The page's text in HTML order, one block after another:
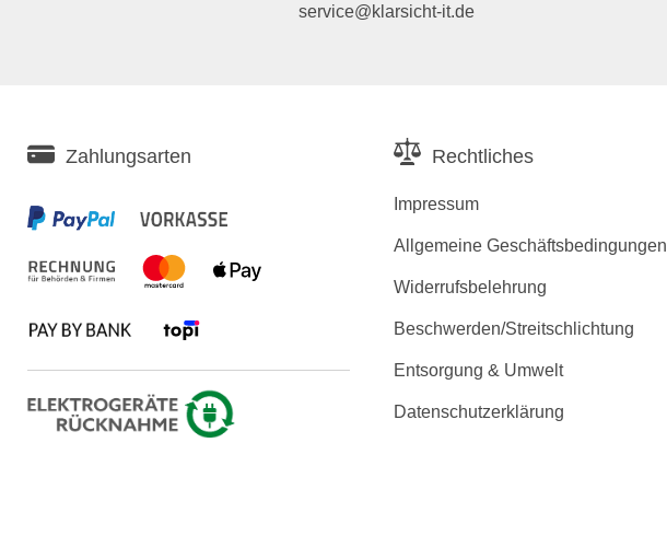
service@klarsicht-it.de
Zahlungsarten Rechtliches
Impressum
Allgemeine Geschäftsbedingungen
Widerrufsbelehrung
Beschwerden/Streitschlichtung
Entsorgung & Umwelt
Datenschutzerklärung